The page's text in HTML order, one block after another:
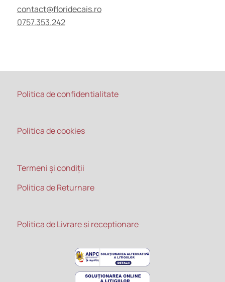
contact@floridecais.ro
0757.353.242
Politica de confidentialitate
Politica de cookies
Termeni și condiții
Politica de Returnare
Politica de Livrare si receptionare